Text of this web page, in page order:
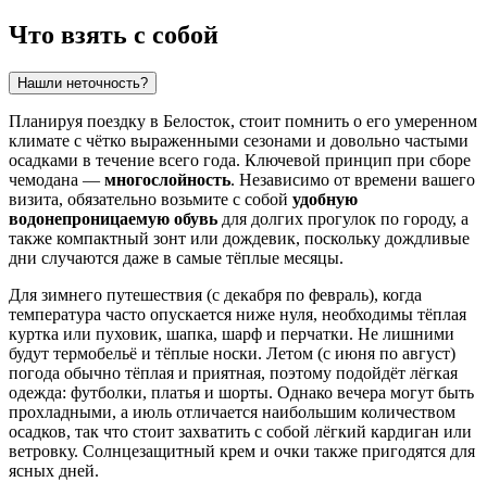
Что взять с собой
Нашли неточность?
Планируя поездку в Белосток, стоит помнить о его умеренном
климате с чётко выраженными сезонами и довольно частыми
осадками в течение всего года. Ключевой принцип при сборе
чемодана — многослойность. Независимо от времени вашего
визита, обязательно возьмите с собой удобную
водонепроницаемую обувь для долгих прогулок по городу, а
также компактный зонт или дождевик, поскольку дождливые
дни случаются даже в самые тёплые месяцы.
Для зимнего путешествия (с декабря по февраль), когда
температура часто опускается ниже нуля, необходимы тёплая
куртка или пуховик, шапка, шарф и перчатки. Не лишними
будут термобельё и тёплые носки. Летом (с июня по август)
погода обычно тёплая и приятная, поэтому подойдёт лёгкая
одежда: футболки, платья и шорты. Однако вечера могут быть
прохладными, а июль отличается наибольшим количеством
осадков, так что стоит захватить с собой лёгкий кардиган или
ветровку. Солнцезащитный крем и очки также пригодятся для
ясных дней.